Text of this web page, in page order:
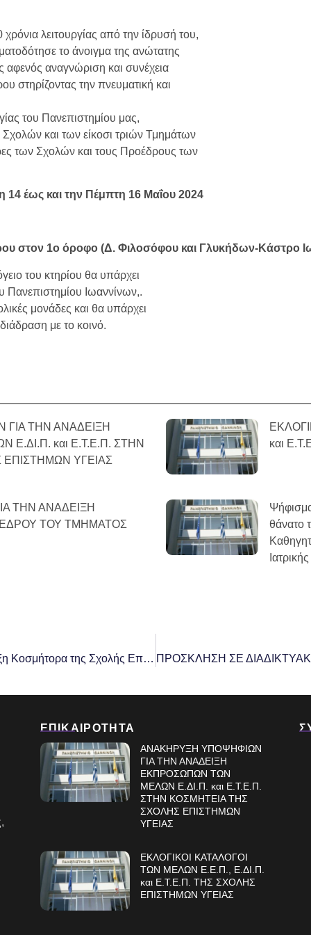
λειτουργίας από την ίδρυσή του,
το άνοιγμα της ανώτατης
αφενός αναγνώριση και συνέχεια
στηρίζοντας την πνευματική και
του Πανεπιστημίου μας,
και των είκοσι τριών Τμημάτων
των Σχολών και τους Προέδρους των
έως και την Πέμπτη 16 Μαΐου 2024
στον 1ο όροφο (Δ. Φιλοσόφου και Γλυκήδων-Κάστρο
του κτηρίου θα υπάρχει
Πανεπιστημίου Ιωαννίνων,.
μονάδες και θα υπάρχει
με το κοινό.
ΤΗΝ ΑΝΑΔΕΙΞΗ
και Ε.Τ.Ε.Π. ΣΤΗΝ
ΥΓΕΙΑΣ
και
ΤΗΝ ΑΝΑΔΕΙΞΗ
ΤΟΥ ΤΜΗΜΑΤΟΣ
Ιατρικής
Απόφαση συγκρότησης Επιτροπής για την ανάδειξη Κοσμήτορα της Σχολής Επιστημών Υγείας του Πανεπιστημίου Ιωαννίνων
ΕΠΙΚΑΙΡΟΤΗΤΑ
ΑΝΑΚΗΡΥΞΗ ΥΠΟΨΗΦΙΩΝ
ΓΙΑ ΤΗΝ ΑΝΑΔΕΙΞΗ
ΕΚΠΡΟΣΩΠΩΝ ΤΩΝ
ΜΕΛΩΝ Ε.ΔΙ.Π. και Ε.Τ.Ε.Π.
ΣΤΗΝ ΚΟΣΜΗΤΕΙΑ ΤΗΣ
ΣΧΟΛΗΣ ΕΠΙΣΤΗΜΩΝ
ΥΓΕΙΑΣ
ΕΚΛΟΓΙΚΟΙ ΚΑΤΑΛΟΓΟΙ
ΤΩΝ ΜΕΛΩΝ Ε.Ε.Π., Ε.ΔΙ.Π.
και Ε.Τ.Ε.Π. ΤΗΣ ΣΧΟΛΗΣ
ΕΠΙΣΤΗΜΩΝ ΥΓΕΙΑΣ